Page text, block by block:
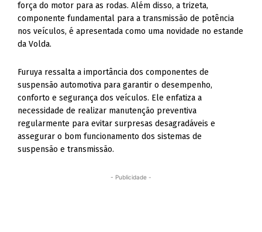
força do motor para as rodas. Além disso, a trizeta,
componente fundamental para a transmissão de potência
nos veículos, é apresentada como uma novidade no estande
da Volda.
Furuya ressalta a importância dos componentes de
suspensão automotiva para garantir o desempenho,
conforto e segurança dos veículos. Ele enfatiza a
necessidade de realizar manutenção preventiva
regularmente para evitar surpresas desagradáveis e
assegurar o bom funcionamento dos sistemas de
suspensão e transmissão.
- Publicidade -